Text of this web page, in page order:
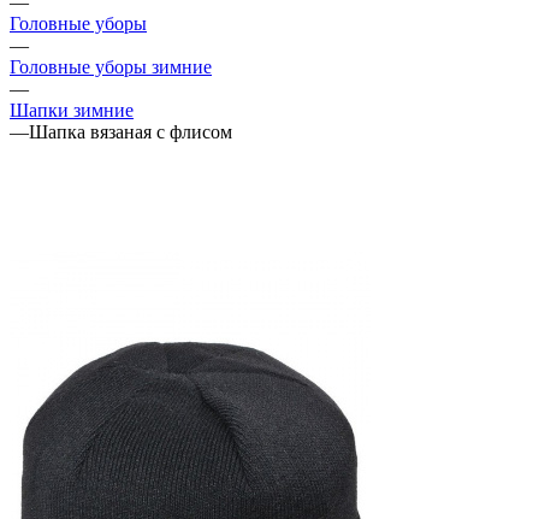
Головные уборы
—
Головные уборы зимние
—
Шапки зимние
—Шапка вязаная с флисом